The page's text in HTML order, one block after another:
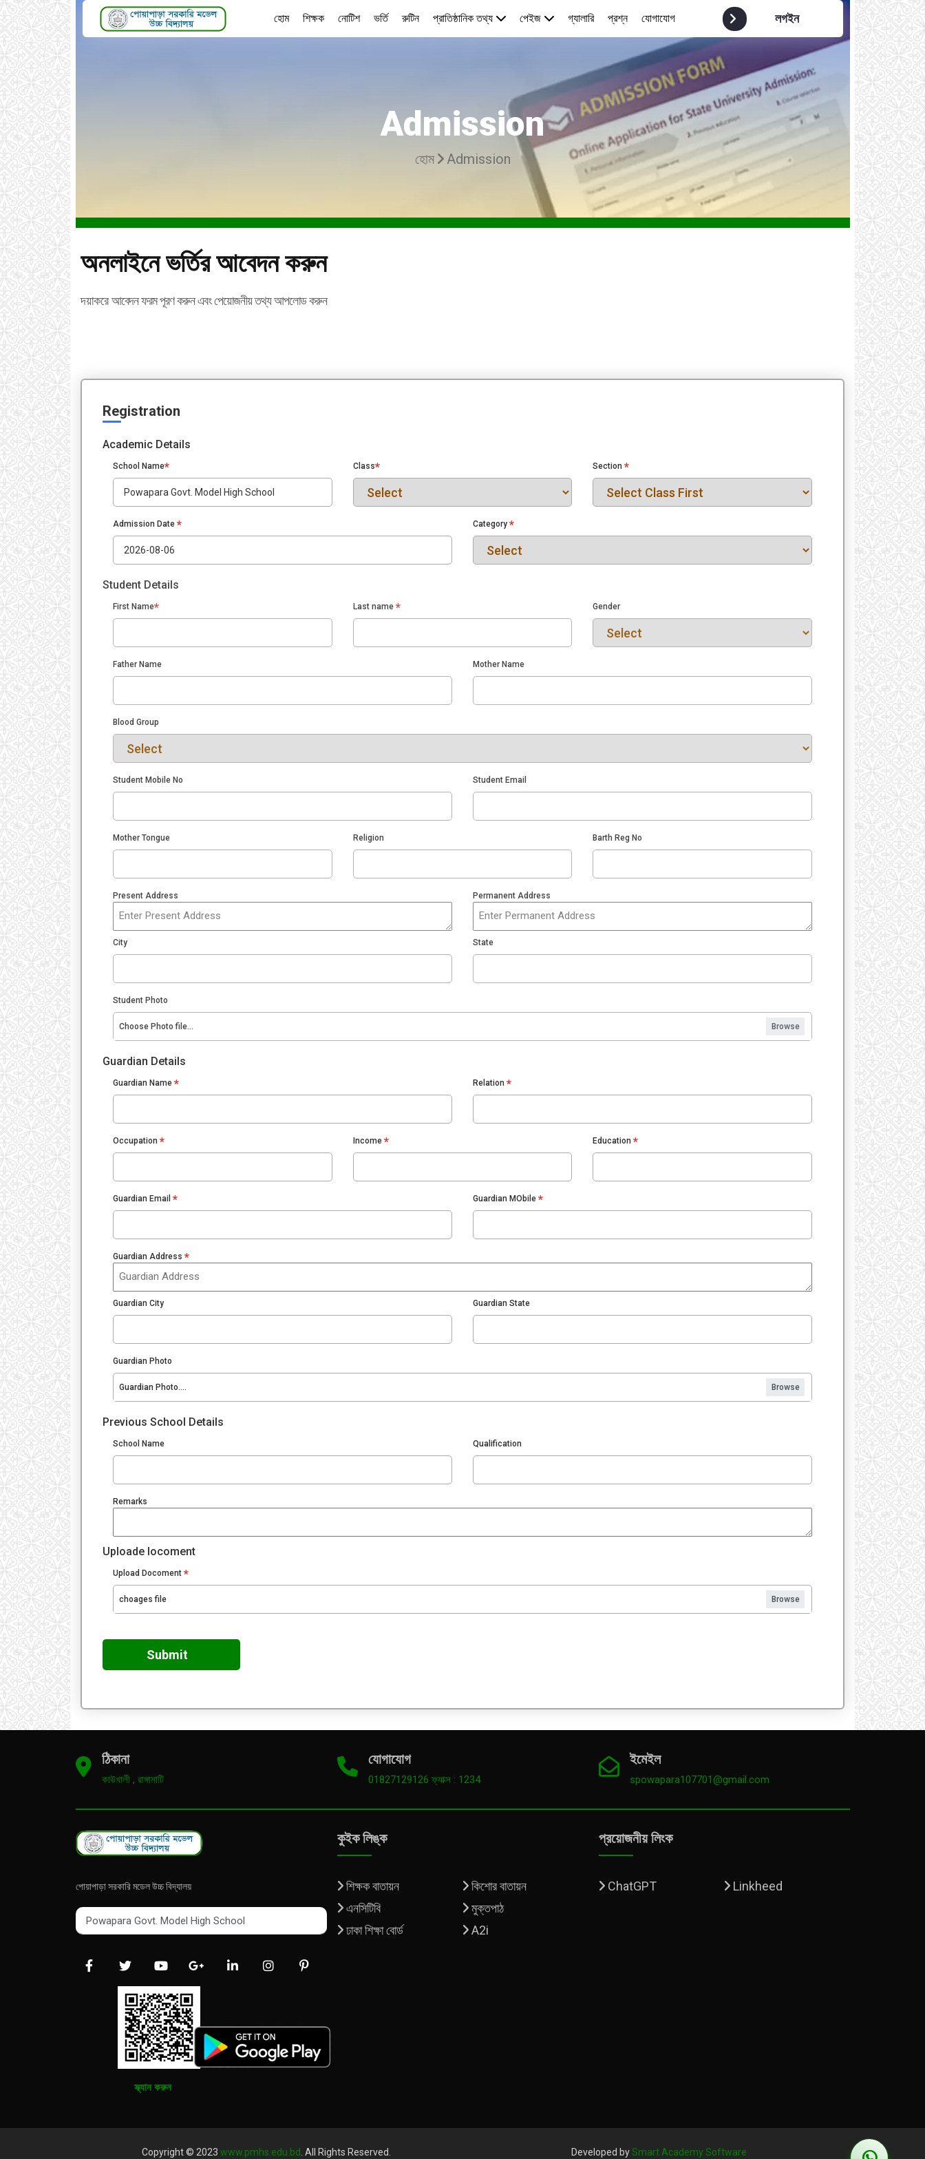
হোম শিক্ষক নোটিশ ভর্তি রুটিন প্রাতিষ্ঠানিক তথ্য পেইজ গ্যালারি প্রশ্ন যোগাযোগ লগইন
Admission
হোম Admission
অনলাইনে ভর্তির আবেদন করুন
দয়াকরে আবেদন ফরম পূরণ করুন এবং পেয়োজনীয় তথ্য আপলোড করুন
Registration
Academic Details
School Name* Class* Section*
Admission Date * Category *
Student Details
First Name* Last name * Gender
Father Name Mother Name
Blood Group
Student Mobile No Student Email
Mother Tongue Religion Barth Reg No
Present Address Permanent Address
City State
Student Photo
Choose Photo file...
Guardian Details
Guardian Name * Relation *
Occupation * Income * Education*
Guardian Email * Guardian MObile *
Guardian Address *
Guardian City Guardian State
Guardian Photo
Guardian Photo....
Previous School Details
School Name Qualification
Remarks
Uploade locoment
Upload Docoment *
choages file
Submit
ঠিকানা
কাউখালী , রাঙ্গামাটি
যোগাযোগ
01827129126 ফ্যাক্স : 1234
ইমেইল
spowapara107701@gmail.com
পোয়াপাড়া সরকারি মডেল উচ্চ বিদ্যালয়
Powapara Govt. Model High School
Powapara Govt. Model High School
স্ক্যান করুন
কুইক লিঙ্ক
শিক্ষক বাতায়ন
কিশোর বাতায়ন
এনসিটিবি
মুক্তপাঠ
ঢাকা শিক্ষা বোর্ড
A2i
প্রয়োজনীয় লিংক
ChatGPT Linkheed
Copyright © 2023 www.pmhs.edu.bd . All Rights Reserved. Developed bySmart Academy Software